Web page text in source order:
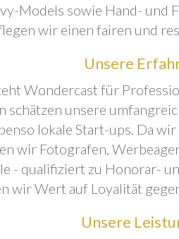
Models sowie Hand- und
wir einen fairen und
Unsere
Wondercast für
schätzen unsere
lokale Start-ups. Da
wir Fotografen,
- qualifiziert zu Honorar-
wir Wert auf Loyalität
Unsere